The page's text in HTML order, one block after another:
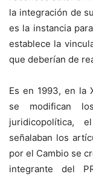
la integración de
es la instancia
establece la
que deberían de
Es en 1993, en la
se modifican
juridicopolítica,
señalaban los
por el Cambio se
integrante del